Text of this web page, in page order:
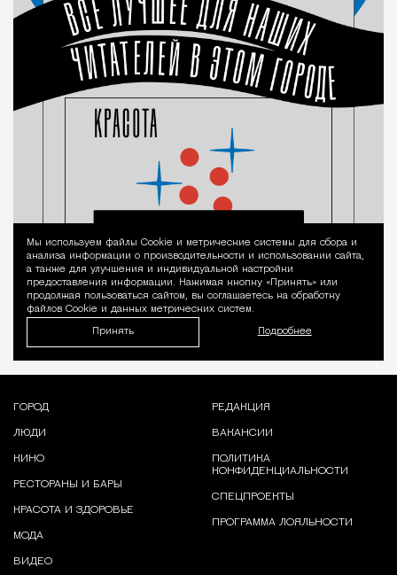
Уведомление
Мы используем файлы Сookie и метрические системы для сбора и
анализа информации о производительности и использовании сайта,
а также для улучшения и индивидуальной настройки
предоставления информации. Нажимая кнопку «Принять» или
продолжая пользоваться сайтом, вы соглашаетесь на обработку
файлов Cookie и данных метрических систем.
Принять Подробнее
ГОРОД
ЛЮДИ
КИНО
РЕСТОРАНЫ И БАРЫ
КРАСОТА И ЗДОРОВЬЕ
МОДА
ВИДЕО
РЕДАКЦИЯ
ВАКАНСИИ
ПОЛИТИКА
КОНФИДЕНЦИАЛЬНОСТИ
СПЕЦПРОЕКТЫ
ПРОГРАММА ЛОЯЛЬНОСТИ